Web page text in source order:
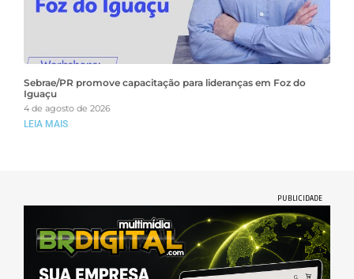
Sebrae/PR promove capacitação para lideranças em Foz do
Iguaçu
4 de agosto de 2026
LEIA MAIS
PUBLICIDADE